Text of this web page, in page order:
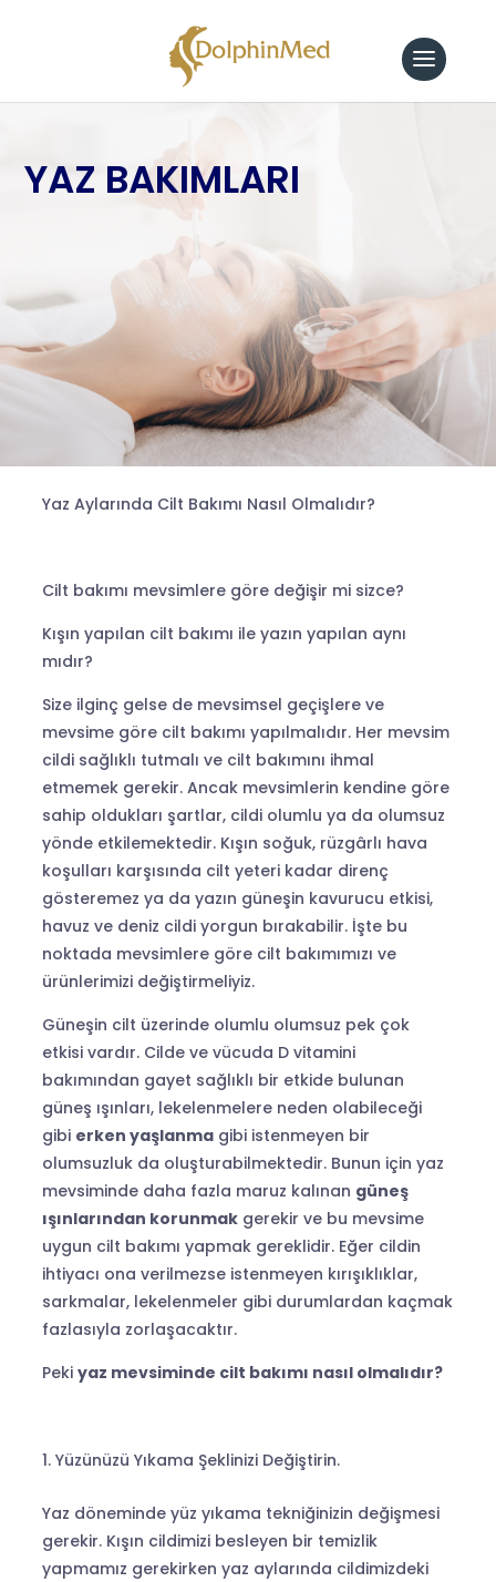
YAZ BAKIMLARI
Yaz Aylarında Cilt Bakımı Nasıl Olmalıdır?
Cilt bakımı mevsimlere göre değişir mi sizce?
Kışın yapılan cilt bakımı ile yazın yapılan aynı
mıdır?
Size ilginç gelse de mevsimsel geçişlere ve
mevsime göre cilt bakımı yapılmalıdır. Her mevsim
cildi sağlıklı tutmalı ve cilt bakımını ihmal
etmemek gerekir. Ancak mevsimlerin kendine göre
sahip oldukları şartlar, cildi olumlu ya da olumsuz
yönde etkilemektedir. Kışın soğuk, rüzgârlı hava
koşulları karşısında cilt yeteri kadar direnç
gösteremez ya da yazın güneşin kavurucu etkisi,
havuz ve deniz cildi yorgun bırakabilir. İşte bu
noktada mevsimlere göre cilt bakımımızı ve
ürünlerimizi değiştirmeliyiz.
Güneşin cilt üzerinde olumlu olumsuz pek çok
etkisi vardır. Cilde ve vücuda D vitamini
bakımından gayet sağlıklı bir etkide bulunan
güneş ışınları, lekelenmelere neden olabileceği
gibi erken yaşlanma gibi istenmeyen bir
olumsuzluk da oluşturabilmektedir. Bunun için yaz
mevsiminde daha fazla maruz kalınan güneş
ışınlarından korunmak gerekir ve bu mevsime
uygun cilt bakımı yapmak gereklidir. Eğer cildin
ihtiyacı ona verilmezse istenmeyen kırışıklıklar,
sarkmalar, lekelenmeler gibi durumlardan kaçmak
fazlasıyla zorlaşacaktır.
Pekiyaz mevsiminde cilt bakımı nasıl olmalıdır?
Yüzünüzü Yıkama Şeklinizi Değiştirin.
Yaz döneminde yüz yıkama tekniğinizin değişmesi
gerekir. Kışın cildimizi besleyen bir temizlik
yapmamız gerekirken yaz aylarında cildimizdeki